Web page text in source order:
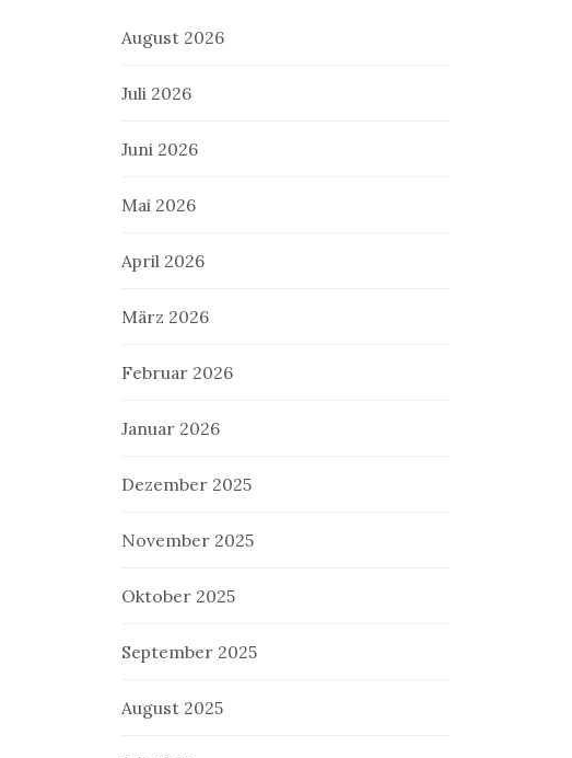
August 2026
Juli 2026
Juni 2026
Mai 2026
April 2026
März 2026
Februar 2026
Januar 2026
Dezember 2025
November 2025
Oktober 2025
September 2025
August 2025